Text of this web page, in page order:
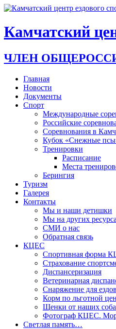
Камчатский
ЧЛЕН
Главная
Новости
Документы
Спорт
Международные
Российские
Соревнования в
Кубок «Снежные
Тренировки
Расписание
Места
Берингия
Туризм
Галерея
Контакты
Мы и наши детишки
Мы на других
СМИ о нас
Обратная связь
КЦЕС
Спортивная форма
Страхование
Диспансеризация
Ветеринарная
Снаряжение для
Корм по льготной
Щенки от наших
Фотограф КЦЕС.
Светлая память…